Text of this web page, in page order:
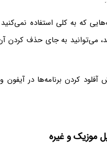
که به کلی استفاده
می‌توانید به جای حذف کردن
کردن برنامه‌ها در آیفون و
موزیک و غیره